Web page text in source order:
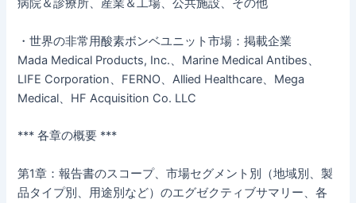
病院＆診療所、産業＆工場、公共施設、その他
・世界の非常用酸素ボンベユニット市場：掲載企業
Mada Medical Products, Inc.、Marine Medical Antibes、
LIFE Corporation、FERNO、Allied Healthcare、Mega
Medical、HF Acquisition Co. LLC
*** 各章の概要 ***
第1章：報告書のスコープ、市場セグメント別（地域別、製
品タイプ別、用途別など）のエグゼクティブサマリー、各